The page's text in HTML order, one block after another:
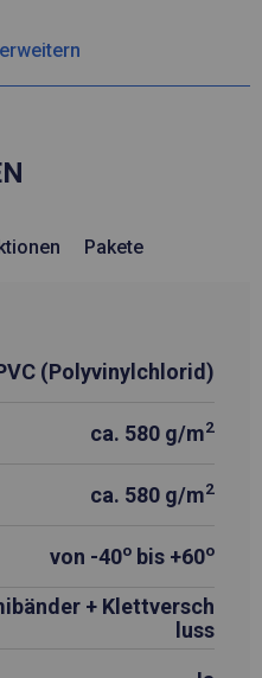
Pakete
(Polyvinylchlorid)
ca. 580 g/m2
ca. 580 g/m2
von -40o bis +60o
+ Klettversch
luss